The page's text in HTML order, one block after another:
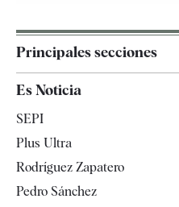
Principales secciones
Televisión
Es Noticia
SEPI
Plus Ultra
Rodríguez Zapatero
Pedro Sánchez